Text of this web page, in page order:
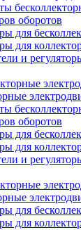
оборотов
для
для
и
оборотов
для
для
и
для
для